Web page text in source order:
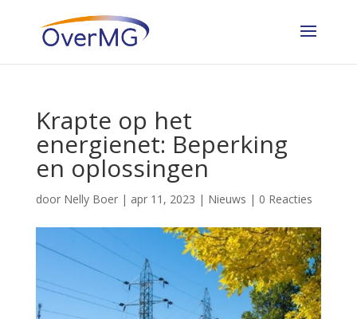
Krapte op het
energienet: Beperking
en oplossingen
door Nelly Boer| apr 11, 2023 | Nieuws | 0 Reacties